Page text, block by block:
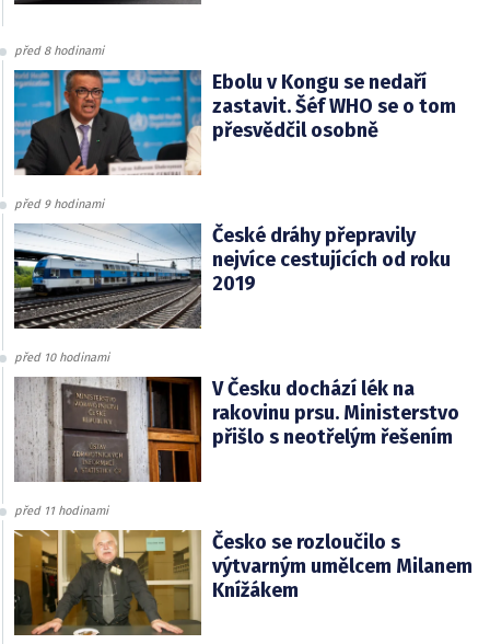
před 8 hodinami
Ebolu v Kongu se nedaří
zastavit. Šéf WHO se o tom
přesvědčil osobně
před 9 hodinami
České dráhy přepravily
nejvíce cestujících od roku
2019
před 10 hodinami
V Česku dochází lék na
rakovinu prsu. Ministerstvo
přišlo s neotřelým řešením
před 11 hodinami
Česko se rozloučilo s
výtvarným umělcem Milanem
Knížákem